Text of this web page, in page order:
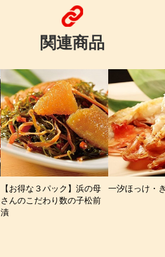
関連商品
【お得な３パック】浜の母
さんのこだわり数の子松前
漬
一汐ほっけ・